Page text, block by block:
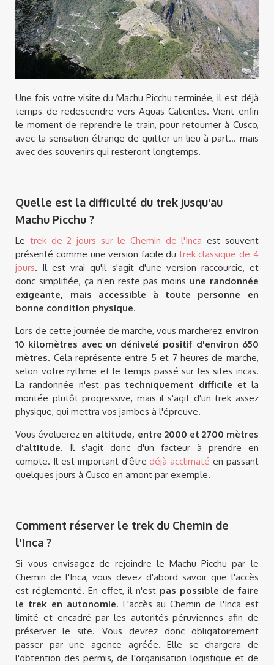
Une fois votre visite du Machu Picchu terminée, il est déjà
temps de redescendre vers Aguas Calientes. Vient enfin
le moment de reprendre le train, pour retourner à Cusco,
avec la sensation étrange de quitter un lieu à part... mais
avec des souvenirs qui resteront longtemps.
Quelle est la difficulté du trek jusqu'au
Machu Picchu ?
Letrek de 2 jours sur le Chemin de l'Inca est souvent
présenté comme une version facile du trek classique de 4
jours. Il est vrai qu'il s'agit d'une version raccourcie, et
donc simplifiée, ça n'en reste pas moins une randonnée
exigeante, mais accessible à toute personne en
bonne condition physique.
Lors de cette journée de marche, vous marcherez environ
10 kilomètres avec un dénivelé positif d'environ 650
mètres. Cela représente entre 5 et 7 heures de marche,
selon votre rythme et le temps passé sur les sites incas.
La randonnée n'est pas techniquement difficile et la
montée plutôt progressive, mais il s'agit d'un trek assez
physique, qui mettra vos jambes à l'épreuve.
Vous évoluerez en altitude, entre 2000 et 2700 mètres
d'altitude. Il s'agit donc d'un facteur à prendre en
compte. Il est important d'être déjà acclimaté en passant
quelques jours à Cusco en amont par exemple.
Comment réserver le trek du Chemin de
l'Inca ?
Si vous envisagez de rejoindre le Machu Picchu par le
Chemin de l'Inca, vous devez d'abord savoir que l'accès
est réglementé. En effet, il n'est pas possible de faire
le trek en autonomie. L'accès au Chemin de l'Inca est
limité et encadré par les autorités péruviennes afin de
préserver le site. Vous devrez donc obligatoirement
passer par une agence agréée. Elle se chargera de
l'obtention des permis, de l'organisation logistique et de